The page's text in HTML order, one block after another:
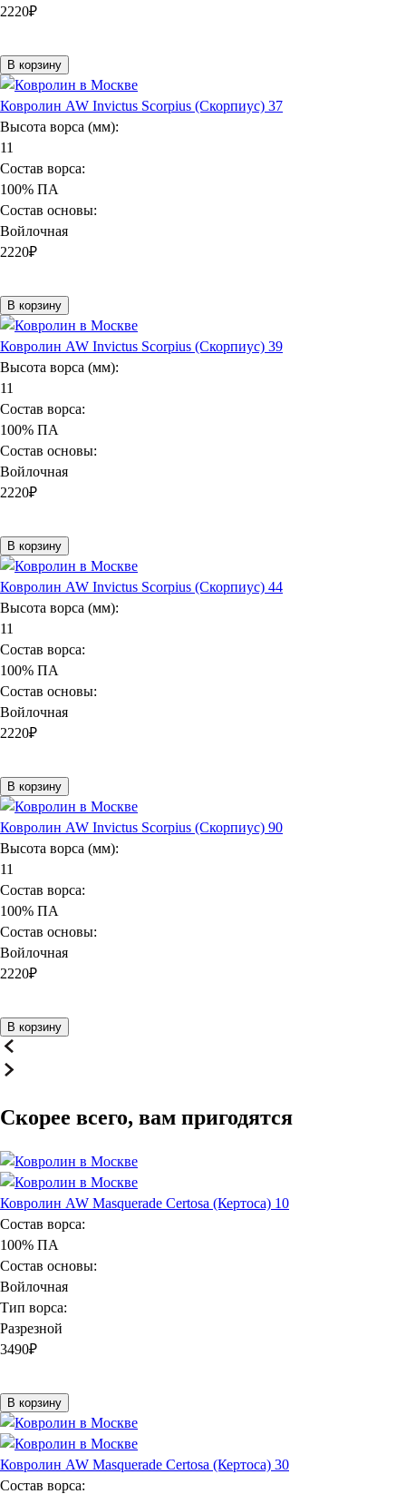
2220₽
В корзину
Ковролин AW Invictus Scorpius (Скорпиус) 37
Высота ворса (мм):
11
Состав ворса:
100% ПА
Состав основы:
Войлочная
2220₽
В корзину
Ковролин AW Invictus Scorpius (Скорпиус) 39
Высота ворса (мм):
11
Состав ворса:
100% ПА
Состав основы:
Войлочная
2220₽
В корзину
Ковролин AW Invictus Scorpius (Скорпиус) 44
Высота ворса (мм):
11
Состав ворса:
100% ПА
Состав основы:
Войлочная
2220₽
В корзину
Ковролин AW Invictus Scorpius (Скорпиус) 90
Высота ворса (мм):
11
Состав ворса:
100% ПА
Состав основы:
Войлочная
2220₽
В корзину
Скорее всего, вам пригодятся
Ковролин AW Masquerade Certosa (Кертоса) 10
Состав ворса:
100% ПА
Состав основы:
Войлочная
Тип ворса:
Разрезной
3490₽
В корзину
Ковролин AW Masquerade Certosa (Кертоса) 30
Состав ворса: